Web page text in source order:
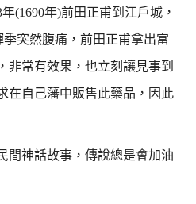
(1690年)前田正甫到江戶城，
突然腹痛， 前田正甫拿出富
非常有效果， 也立刻讓見事到
在自己藩中販售此藥品，因此
間神話故事，傳說總是會加油